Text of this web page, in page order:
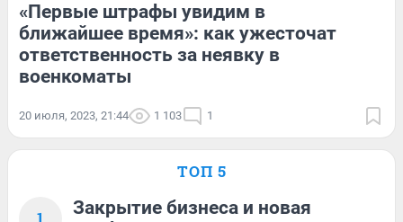
«Первые штрафы увидим в
ближайшее время»: как ужесточат
ответственность за неявку в
военкоматы
20 июля, 2023, 21:44 1 103 1
ТОП 5
Закрытие бизнеса и новая